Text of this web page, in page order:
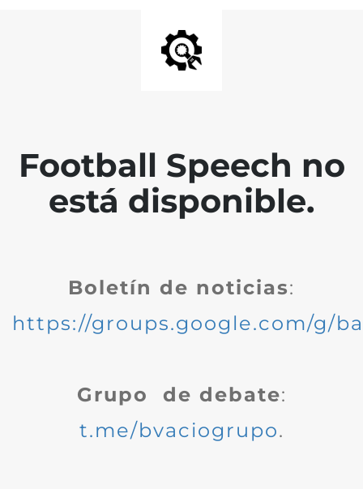
Football Speech no
está disponible.
Boletín de noticias:
https://groups.google.com/g/
Grupo de debate:
t.me/bvaciogrupo.